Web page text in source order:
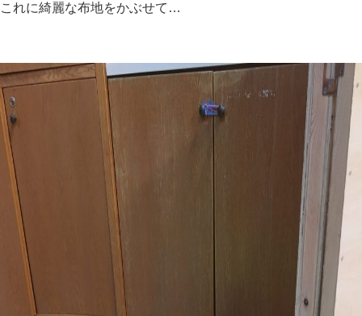
これに綺麗な布地をかぶせて…